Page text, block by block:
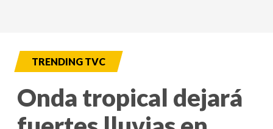
TRENDING TVC
Onda tropical dejará